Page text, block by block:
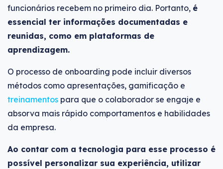
funcionários recebem no primeiro dia. Portanto, é
essencial ter informações documentadas e
reunidas, como em plataformas de
aprendizagem.
O processo de onboarding pode incluir diversos
métodos como apresentações, gamificação e
treinamentos para que o colaborador se engaje e
absorva mais rápido comportamentos e habilidades
da empresa.
Ao contar com a tecnologia para esse processo é
possível personalizar sua experiência, utilizar